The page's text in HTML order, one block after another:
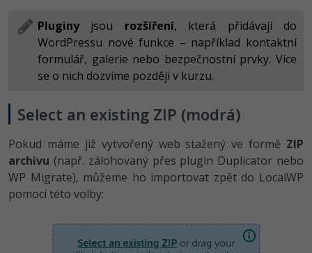
Pluginyjsou rozšíření, která přidávají do
WordPressu nové funkce – například kontaktní
formulář, galerie nebo bezpečnostní prvky. Více
se o nich dozvíme později v kurzu.
Select an existing ZIP (modrá)
Pokud máme již vytvořený web stažený ve formě ZIP
archivu (např. zálohovaný přes plugin Duplicator nebo
WP Migrate), můžeme ho importovat zpět do LocalWP
pomocí této volby: